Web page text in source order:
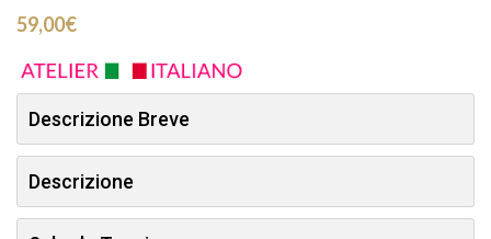
59,00€
Descrizione Breve
Descrizione